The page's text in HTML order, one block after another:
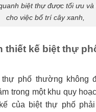
biệt thự được tối ưu
cho việc bố trí cây xanh,
thiết kế biệt thự
thự phố thường không
trong một khu quy
của biệt thự phố